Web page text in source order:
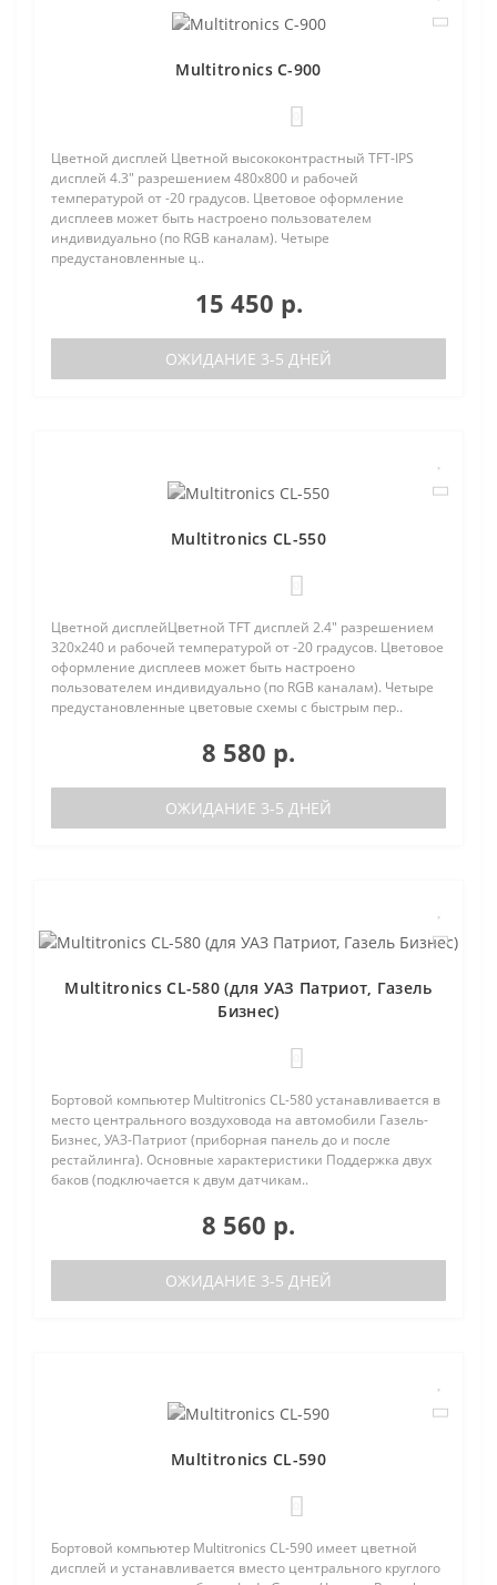
Multitronics C-900
Цветной дисплей Цветной высококонтрастный TFT-IPS
дисплей 4.3" разрешением 480х800 и рабочей
температурой от -20 градусов. Цветовое оформление
дисплеев может быть настроено пользователем
индивидуально (по RGB каналам). Четыре
предустановленные ц..
15 450 р.
ОЖИДАНИЕ 3-5 ДНЕЙ
Multitronics CL-550
Цветной дисплейЦветной TFT дисплей 2.4" разрешением
320х240 и рабочей температурой от -20 градусов. Цветовое
оформление дисплеев может быть настроено
пользователем индивидуально (по RGB каналам). Четыре
предустановленные цветовые схемы с быстрым пер..
8 580 р.
ОЖИДАНИЕ 3-5 ДНЕЙ
Multitronics CL-580 (для УАЗ Патриот, Газель
Бизнес)
Бортовой компьютер Multitronics CL-580 устанавливается в
место центрального воздуховода на автомобили Газель-
Бизнес, УАЗ-Патриот (приборная панель до и после
рестайлинга). Основные характеристики Поддержка двух
баков (подключается к двум датчикам..
8 560 р.
ОЖИДАНИЕ 3-5 ДНЕЙ
Multitronics CL-590
Бортовой компьютер Multitronics CL-590 имеет цветной
дисплей и устанавливается вместо центрального круглого